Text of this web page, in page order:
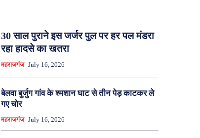
30 साल पुराने इस जर्जर पुल पर हर पल मंडरा
रहा हादसे का खतरा
महराजगंज July 16, 2026
बेलवा बुर्जुग गांव के श्मशान घाट से तीन पेड़ काटकर ले
गए चोर
महराजगंज July 16, 2026